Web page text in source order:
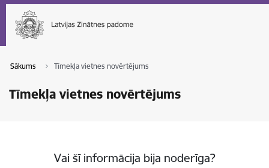
Sākums Tīmekļa vietnes novērtējums
Tīmekļa vietnes novērtējums
Vai šī informācija bija noderīga?